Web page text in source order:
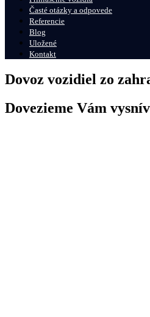
Časté otázky a odpovede
Referencie
Blog
Uložené
Kontakt
Dovoz vozidiel zo
Dovezieme Vám